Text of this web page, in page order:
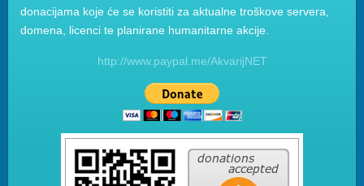
donacijama koje će se koristiti za aktualne troškove servera,
domena, licenci te planirane humanitarne akcije.
http://www.paypal.me/AkvarijNET